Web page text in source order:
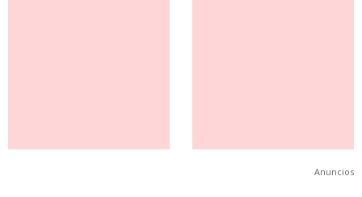
Anuncios